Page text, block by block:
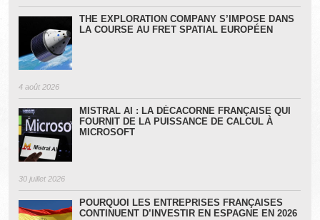
THE EXPLORATION COMPANY S’IMPOSE DANS
LA COURSE AU FRET SPATIAL EUROPÉEN
4 août 2026
MISTRAL AI : LA DÉCACORNE FRANÇAISE QUI
FOURNIT DE LA PUISSANCE DE CALCUL À
MICROSOFT
30 juillet 2026
POURQUOI LES ENTREPRISES FRANÇAISES
CONTINUENT D’INVESTIR EN ESPAGNE EN 2026